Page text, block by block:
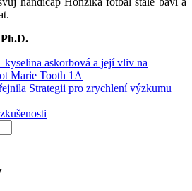
kyselina askorbová a její vliv na
Marie Tooth 1A
Strategii pro zrychlení výzkumu